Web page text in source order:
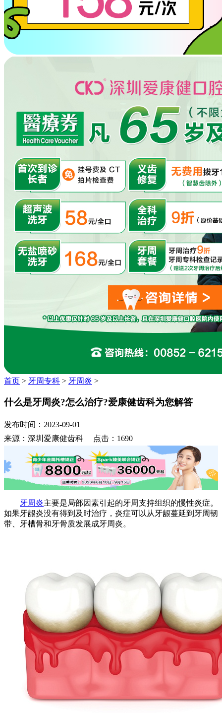
首页 > 牙周专科 > 牙周炎 >
什么是牙周炎?怎么治疗?爱康健齿科为您解答
发布时间：2023-09-01
来源：深圳爱康健齿科 点击：1690
牙周炎主要是局部因素引起的牙周支持组织的慢性炎症。
如果牙龈炎没有得到及时治疗，炎症可以从牙龈蔓延到牙周韧
带、牙槽骨和牙骨质发展成牙周炎。